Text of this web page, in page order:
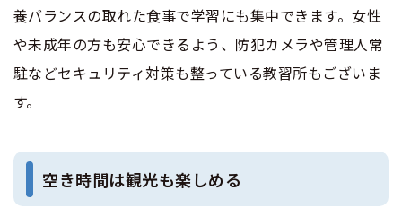
養バランスの取れた食事で学習にも集中できます。女性
や未成年の方も安心できるよう、防犯カメラや管理人常
駐などセキュリティ対策も整っている教習所もございま
す。
空き時間は観光も楽しめる